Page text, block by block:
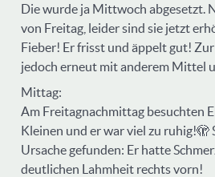
Die wurde ja Mittwoch abgesetzt.
von Freitag, leider sind sie jetzt
Fieber! Er frisst und äppelt gut!
jedoch erneut mit anderem Mittel
Mittag:
Am Freitagnachmittag besuchten
Kleinen und er war viel zu ruhig!🫣
Ursache gefunden: Er hatte
deutlichen Lahmheit rechts vorn!